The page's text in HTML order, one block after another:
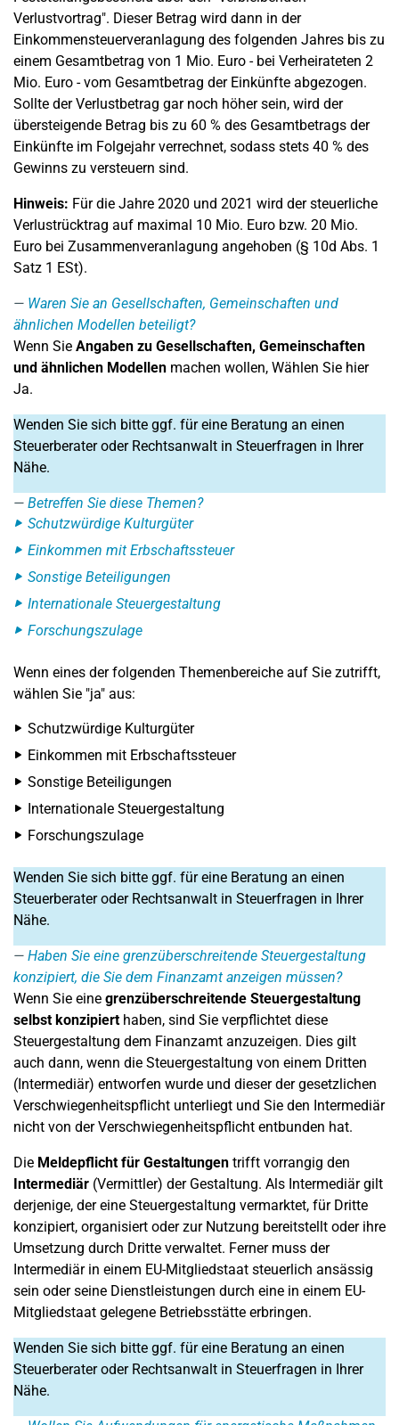
Verlustvortrag". Dieser Betrag wird dann in der
Einkommensteuerveranlagung des folgenden Jahres bis zu
einem Gesamtbetrag von 1 Mio. Euro - bei Verheirateten 2
Mio. Euro - vom Gesamtbetrag der Einkünfte abgezogen.
Sollte der Verlustbetrag gar noch höher sein, wird der
übersteigende Betrag bis zu 60 % des Gesamtbetrags der
Einkünfte im Folgejahr verrechnet, sodass stets 40 % des
Gewinns zu versteuern sind.
Hinweis: Für die Jahre 2020 und 2021 wird der steuerliche
Verlustrücktrag auf maximal 10 Mio. Euro bzw. 20 Mio.
Euro bei Zusammenveranlagung angehoben (§ 10d Abs. 1
Satz 1 ESt).
Waren Sie an Gesellschaften, Gemeinschaften und
ähnlichen Modellen beteiligt?
Wenn Sie Angaben zu Gesellschaften, Gemeinschaften
und ähnlichen Modellen machen wollen, Wählen Sie hier
Ja.
Wenden Sie sich bitte ggf. für eine Beratung an einen
Steuerberater oder Rechtsanwalt in Steuerfragen in Ihrer
Nähe.
Betreffen Sie diese Themen?
Schutzwürdige Kulturgüter
Einkommen mit Erbschaftssteuer
Sonstige Beteiligungen
Internationale Steuergestaltung
Forschungszulage
Wenn eines der folgenden Themenbereiche auf Sie zutrifft,
wählen Sie "ja" aus:
Schutzwürdige Kulturgüter
Einkommen mit Erbschaftssteuer
Sonstige Beteiligungen
Internationale Steuergestaltung
Forschungszulage
Wenden Sie sich bitte ggf. für eine Beratung an einen
Steuerberater oder Rechtsanwalt in Steuerfragen in Ihrer
Nähe.
Haben Sie eine grenzüberschreitende Steuergestaltung
konzipiert, die Sie dem Finanzamt anzeigen müssen?
Wenn Sie eine grenzüberschreitende Steuergestaltung
selbst konzipierthaben, sind Sie verpflichtet diese
Steuergestaltung dem Finanzamt anzuzeigen. Dies gilt
auch dann, wenn die Steuergestaltung von einem Dritten
(Intermediär) entworfen wurde und dieser der gesetzlichen
Verschwiegenheitspflicht unterliegt und Sie den Intermediär
nicht von der Verschwiegenheitspflicht entbunden hat.
Die Meldepflicht für Gestaltungen trifft vorrangig den
Intermediär (Vermittler) der Gestaltung. Als Intermediär gilt
derjenige, der eine Steuergestaltung vermarktet, für Dritte
konzipiert, organisiert oder zur Nutzung bereitstellt oder ihre
Umsetzung durch Dritte verwaltet. Ferner muss der
Intermediär in einem EU-Mitgliedstaat steuerlich ansässig
sein oder seine Dienstleistungen durch eine in einem EU-
Mitgliedstaat gelegene Betriebsstätte erbringen.
Wenden Sie sich bitte ggf. für eine Beratung an einen
Steuerberater oder Rechtsanwalt in Steuerfragen in Ihrer
Nähe.